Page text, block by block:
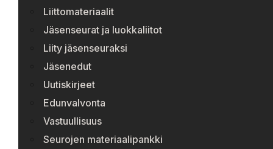
Liittomateriaalit
Jäsenseurat ja luokkaliitot
Liity jäsenseuraksi
Jäsenedut
Uutiskirjeet
Edunvalvonta
Vastuullisuus
Seurojen materiaalipankki